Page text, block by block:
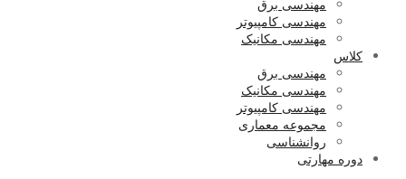
مهندسی برق
مهندسی کامپیوتر
مهندسی مکانیک
کلاس
مهندسی برق
مهندسی مکانیک
مهندسی کامپیوتر
مجموعه معماری
روانشناسی
دوره مهارتی